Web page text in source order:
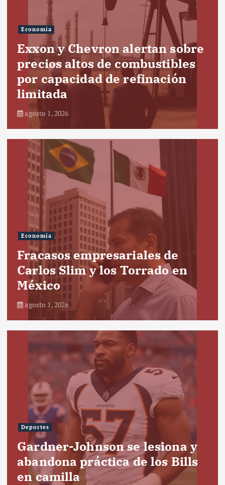
Economía
Exxon y Chevron alertan sobre
precios altos de combustibles
por capacidad de refinación
limitada
agosto 1, 2026
Economía
Fracasos empresariales de
Carlos Slim y los Torrado en
México
agosto 1, 2026
Deportes
Gardner-Johnson se lesiona y
abandona práctica de los Bills
en camilla